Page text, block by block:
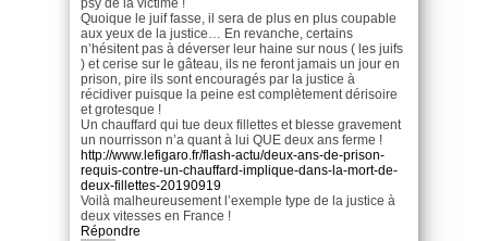
psy de la victime !
Quoique le juif fasse, il sera de plus en plus coupable
aux yeux de la justice… En revanche, certains
n’hésitent pas à déverser leur haine sur nous ( les juifs
) et cerise sur le gâteau, ils ne feront jamais un jour en
prison, pire ils sont encouragés par la justice à
récidiver puisque la peine est complètement dérisoire
et grotesque !
Un chauffard qui tue deux fillettes et blesse gravement
un nourrisson n’a quant à lui QUE deux ans ferme !
http://www.lefigaro.fr/flash-actu/deux-ans-de-prison-
requis-contre-un-chauffard-implique-dans-la-mort-de-
deux-fillettes-20190919
Voilà malheureusement l’exemple type de la justice à
deux vitesses en France !
Répondre